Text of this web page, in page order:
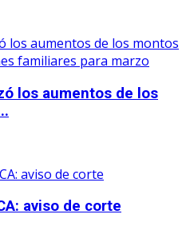
los aumentos de los
aviso de corte